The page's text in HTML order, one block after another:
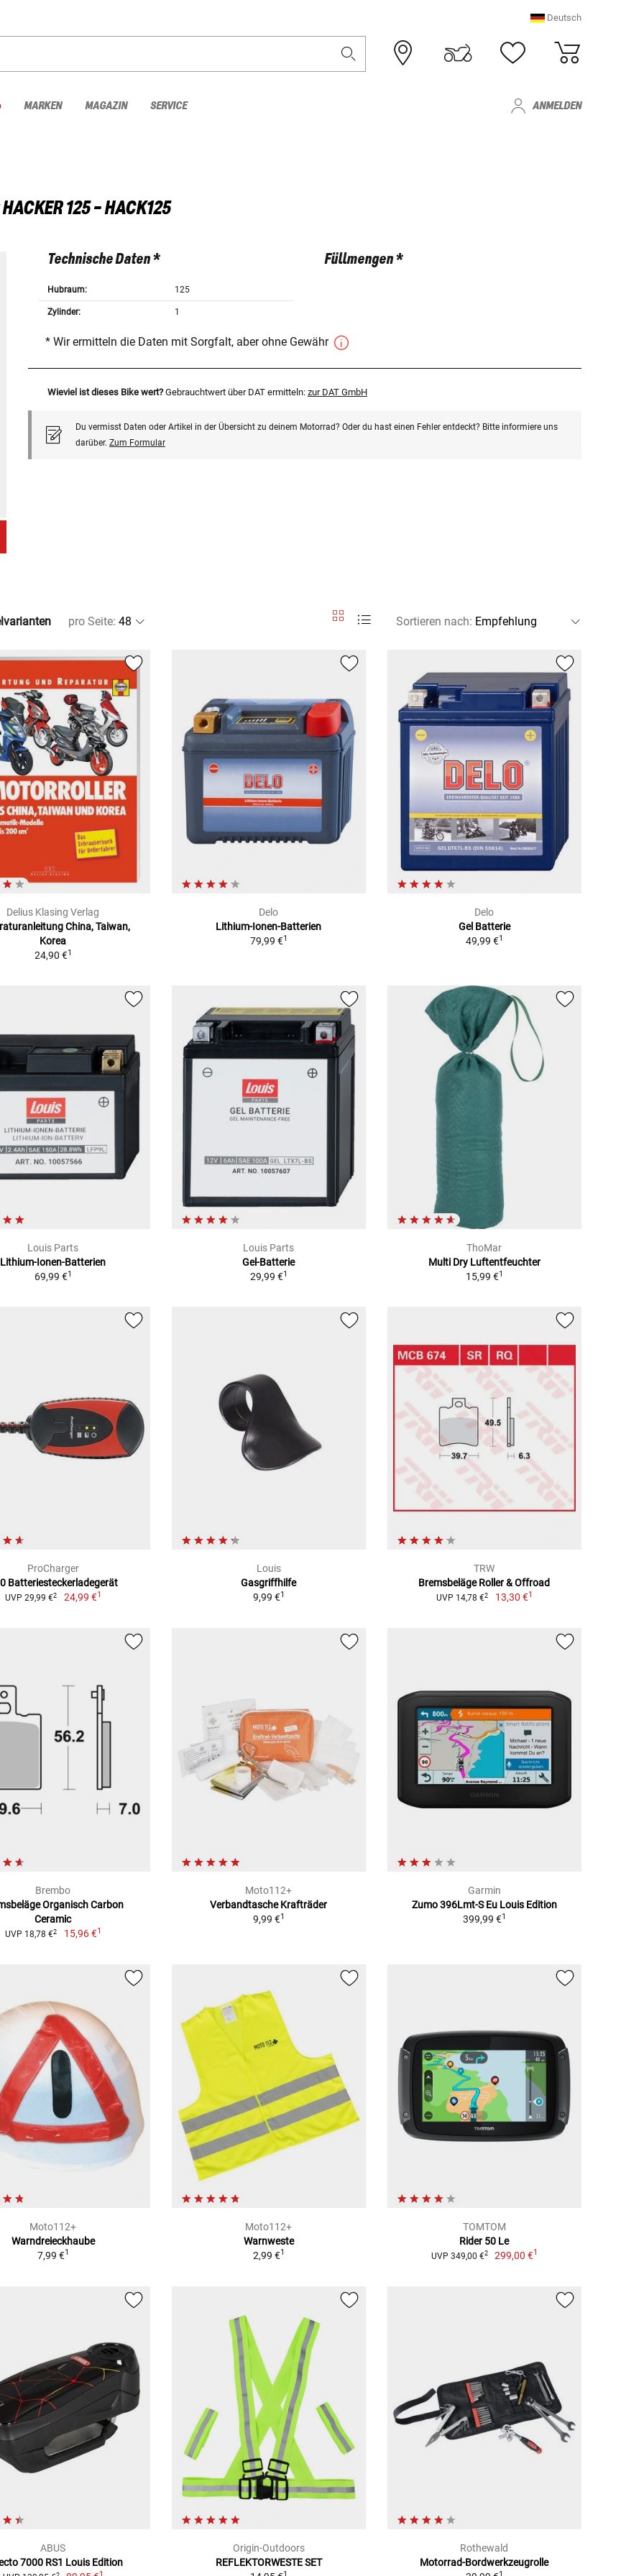
Deutsch
MARKEN MAGAZIN SERVICE ANMELDEN
HACKER 125 - HACK125
Technische Daten *
Hubraum: 125
Zylinder: 1
Füllmengen *
* Wir ermitteln die Daten mit Sorgfalt, aber ohne Gewähr
Wieviel ist dieses Bike wert? Gebrauchtwert über DAT ermitteln: zur DAT GmbH
Du vermisst Daten oder Artikel in der Übersicht zu deinem Motorrad? Oder du hast einen Fehler entdeckt? Bitte informiere uns
darüber. Zum Formular
pro Seite: Sortieren nach:
Delius Klasing Verlag
China, Taiwan,
Korea
24,90 €1
Delo
Lithium-Ionen-Batterien
79,99 €1
Delo
Gel Batterie
49,99 €1
Louis Parts
Lithium-Ionen-Batterien
69,99 €1
Louis Parts
Gel-Batterie
29,99 €1
ThoMar
Multi Dry Luftentfeuchter
15,99 €1
ProCharger
Batteriesteckerladegerät
UVP 29,99 €2 24,99 €1
Louis
Gasgriffhilfe
9,99 €1
TRW
Bremsbeläge Roller & Offroad
UVP 14,78 €2 13,30 €1
Brembo
Organisch Carbon
Ceramic
UVP 18,78 €2 15,96 €1
Moto112+
Verbandtasche Krafträder
9,99 €1
Garmin
Zumo 396Lmt-S Eu Louis Edition
399,99 €1
Moto112+
Warndreieckhaube
7,99 €1
Moto112+
Warnweste
2,99 €1
TOMTOM
Rider 50 Le
UVP 349,00 €2 299,00 €1
ABUS
7000 RS1 Louis Edition
Origin-Outdoors
REFLEKTORWESTE SET
Rothewald
Motorrad-Bordwerkzeugrolle